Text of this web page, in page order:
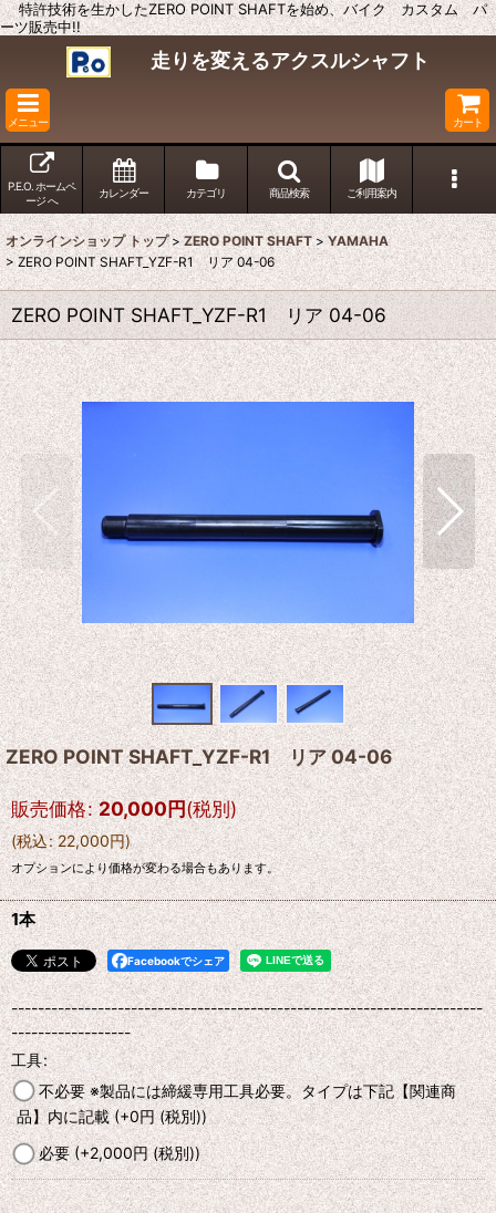
特許技術を生かしたZERO POINT SHAFTを始め、バイク カスタム パ
ーツ販売中!!
走りを変えるアクスルシャフト
メニュー カート
P.E.O. ホームペ
ージ へ
カレンダー カテゴリ 商品検索 ご利用案内
オンラインショップ トップ > ZERO POINT SHAFT > YAMAHA
> ZERO POINT SHAFT_YZF-R1 リア 04-06
ZERO POINT SHAFT_YZF-R1 リア 04-06
ZERO POINT SHAFT_YZF-R1 リア 04-06
販売価格: 20,000円(税別)
(税込: 22,000円)
オプションにより価格が変わる場合もあります。
1本
Facebookでシェア
-----------------------------------------------------------------------
------------------
工具:
不必要 ※製品には締緩専用工具必要。タイプは下記【関連商
品】内に記載(+0円 (税別))
必要(+2,000円 (税別))